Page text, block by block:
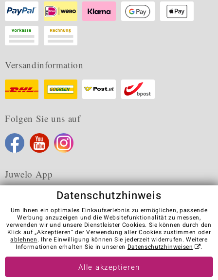
Versandinformation
Folgen Sie uns auf
Juwelo App
Karriere AGB Datenschutz Cookies
Impressum
Kontakt
Vertrag widerrufen
Visit our stores in other countries:
Datenschutzhinweis
Um Ihnen ein optimales Einkaufserlebnis zu ermöglichen, passende
Werbung anzuzeigen und die Websitefunktionalität zu messen,
verwenden wir und unsere Dienstleister Cookies. Sie können durch den
Klick auf „Akzeptieren“ der Verwendung aller Cookies zustimmen oder
ablehnen. Ihre Einwilligung können Sie jederzeit widerrufen. Weitere
Informationen erhalten Sie in unseren Datenschutzhinweisen .
Alle akzeptieren